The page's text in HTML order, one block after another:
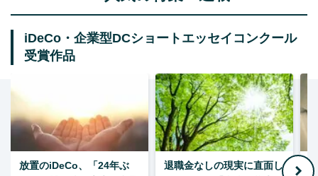
iDeCo・企業型DCショートエッセイコンクール
受賞作品
放置のiDeCo、「24年ぶ
退職金なしの現実に直面し